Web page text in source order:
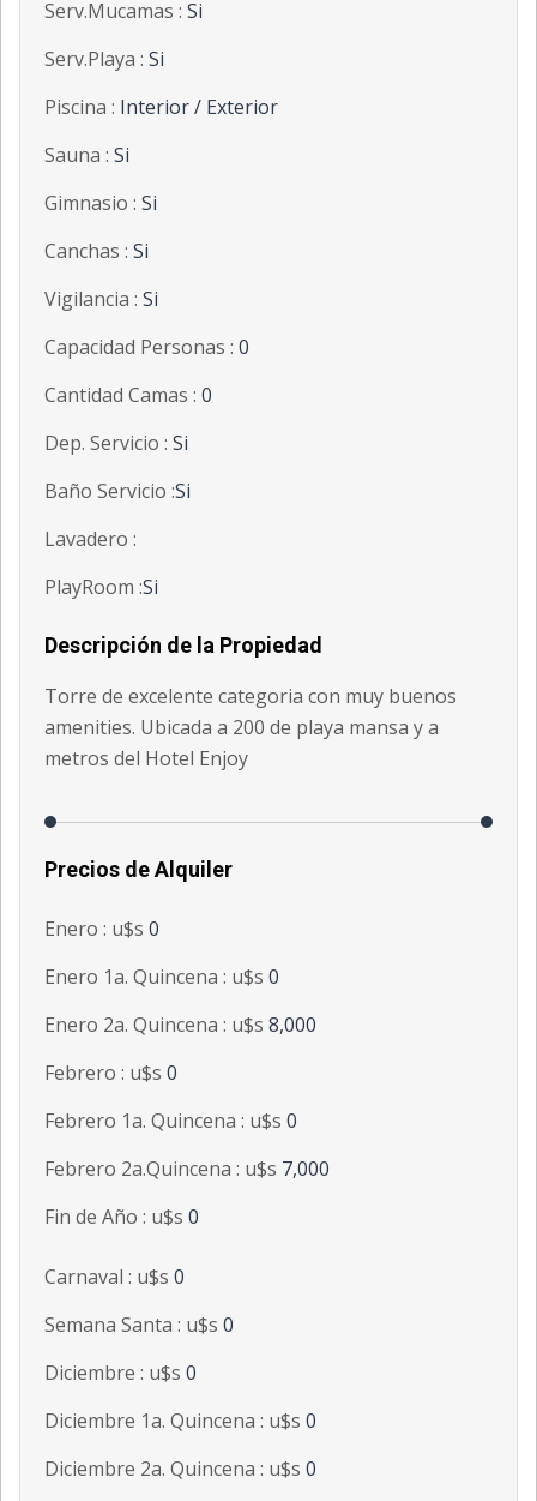
Serv.Mucamas : Si
Serv.Playa : Si
Piscina : Interior / Exterior
Sauna : Si
Gimnasio : Si
Canchas : Si
Vigilancia : Si
Capacidad Personas : 0
Cantidad Camas : 0
Dep. Servicio : Si
Baño Servicio :Si
Lavadero :
PlayRoom :Si
Descripción de la Propiedad
Torre de excelente categoria con muy buenos
amenities. Ubicada a 200 de playa mansa y a
metros del Hotel Enjoy
Precios de Alquiler
Enero : u$s 0
Enero 1a. Quincena : u$s 0
Enero 2a. Quincena : u$s 8,000
Febrero : u$s 0
Febrero 1a. Quincena : u$s 0
Febrero 2a.Quincena : u$s 7,000
Fin de Año : u$s 0
Carnaval : u$s 0
Semana Santa : u$s 0
Diciembre : u$s 0
Diciembre 1a. Quincena : u$s 0
Diciembre 2a. Quincena : u$s 0